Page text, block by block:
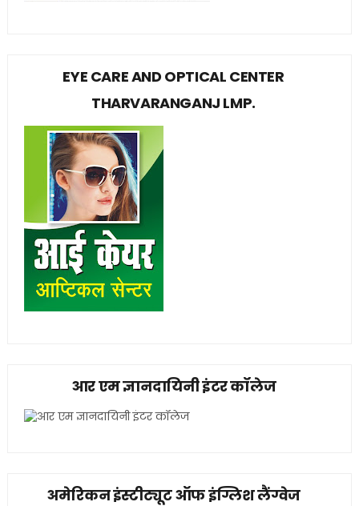
EYE CARE AND OPTICAL CENTER
THARVARANGANJ LMP.
आर एम ज्ञानदायिनी इंटर कॉलेज
अमेरिकन इंस्टीट्यूट ऑफ इंग्लिश लैंग्वेज